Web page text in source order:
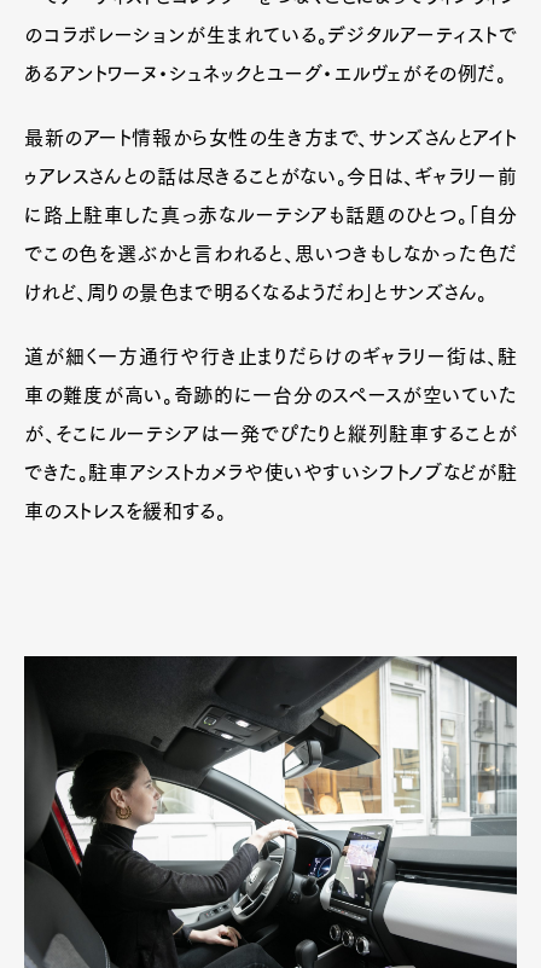
のコラボレーションが生まれている。デジタルアーティストで
あるアントワーヌ・シュネックとユーグ・エルヴェがその例だ。
最新のアート情報から女性の生き方まで、サンズさんとアイト
ゥアレスさんとの話は尽きることがない。今日は、ギャラリー前
に路上駐車した真っ赤なルーテシアも話題のひとつ。「自分
でこの色を選ぶかと言われると、思いつきもしなかった色だ
けれど、周りの景色まで明るくなるようだわ」とサンズさん。
道が細く一方通行や行き止まりだらけのギャラリー街は、駐
車の難度が高い。奇跡的に一台分のスペースが空いていた
が、そこにルーテシアは一発でぴたりと縦列駐車することが
できた。駐車アシストカメラや使いやすいシフトノブなどが駐
車のストレスを緩和する。